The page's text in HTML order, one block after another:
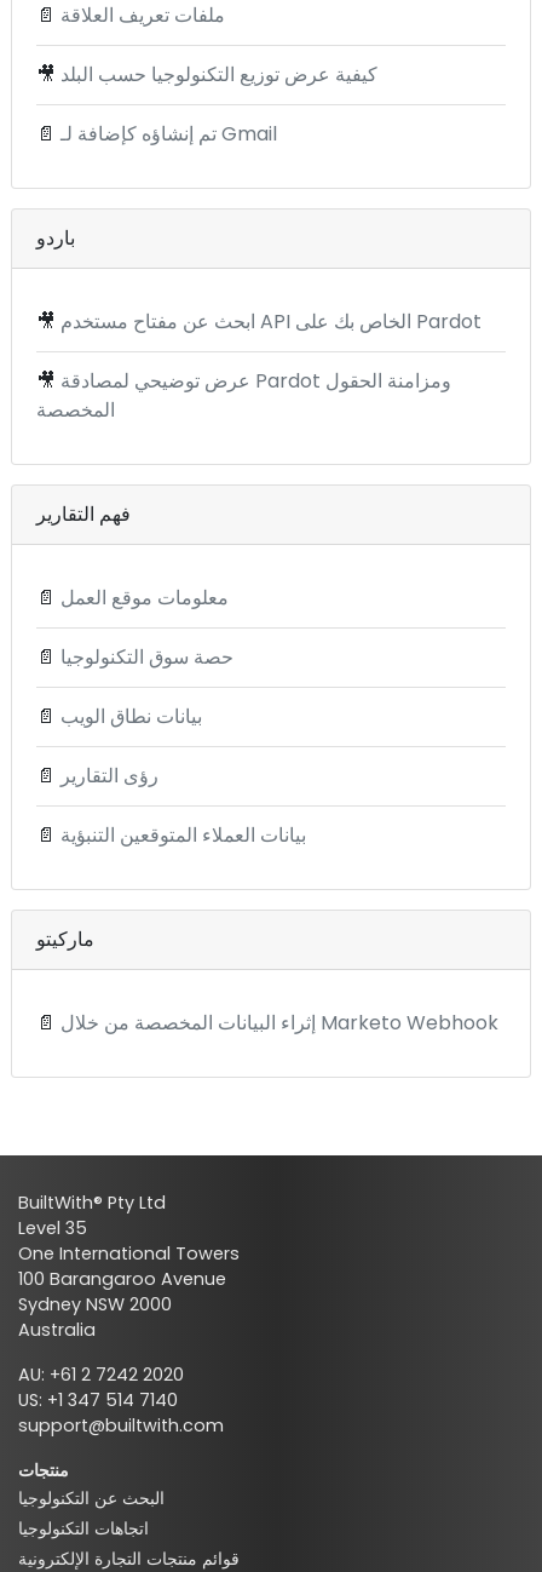
📄 ملفات تعريف العلاقة
🎥 كيفية عرض توزيع التكنولوجيا حسب البلد
📄 تم إنشاؤه كإضافة لـ Gmail
باردو
🎥 ابحث عن مفتاح مستخدم API الخاص بك على Pardot
🎥 عرض توضيحي لمصادقة Pardot ومزامنة الحقول
المخصصة
فهم التقارير
📄 معلومات موقع العمل
📄 حصة سوق التكنولوجيا
📄 بيانات نطاق الويب
📄 رؤى التقارير
📄 بيانات العملاء المتوقعين التنبؤية
ماركيتو
📄 إثراء البيانات المخصصة من خلال Marketo Webhook
BuiltWith® Pty Ltd
Level 35
One International Towers
100 Barangaroo Avenue
Sydney NSW 2000
Australia
AU: +61 2 7242 2020
US: +1 347 514 7140
support@builtwith.com
منتجات
البحث عن التكنولوجيا
اتجاهات التكنولوجيا
قوائم منتجات التجارة الإلكترونية